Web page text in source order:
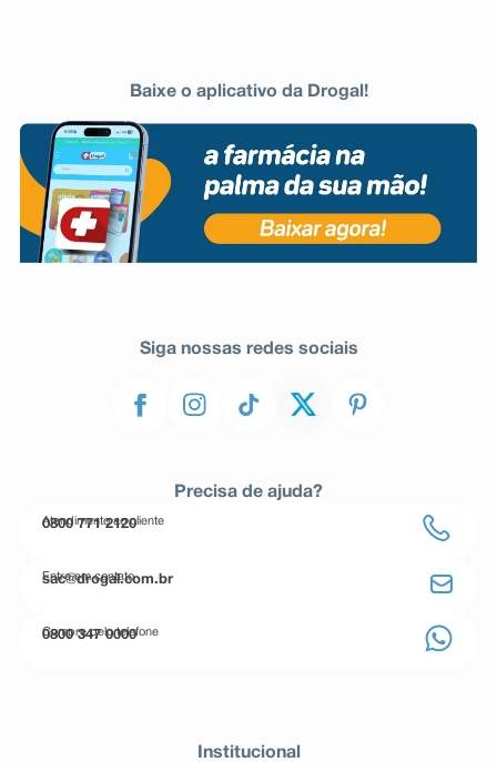
Baixe o aplicativo da Drogal!
Siga nossas redes sociais
Precisa de ajuda?
Atendimento ao cliente
0800 771 2120
Entre em contato
sac@drogal.com.br
Compre pelo telefone
0800 347 0000
Institucional